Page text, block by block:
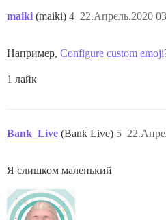
maiki (maiki) 22.Апрель.2020
4
Например, Configure custom emoji
1 лайк
Bank_Live (Bank Live) 5
Я слишком маленький